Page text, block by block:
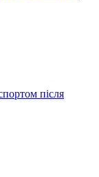
після